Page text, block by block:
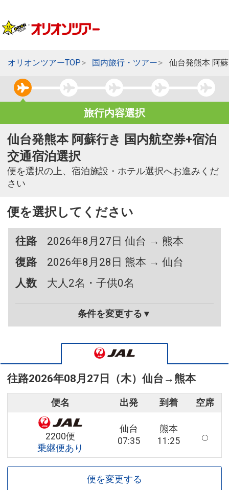
オリオンツアーTOP 国内旅行・ツアー 仙台発熊本 阿
旅行内容選択
仙台発熊本 阿蘇行き 国内航空券+宿泊
交通宿泊選択
便を選択の上、宿泊施設・ホテル選択へお進みくだ
さい
便を選択してください
往路
2026年8月27日 仙台 → 熊本
復路
2026年8月28日 熊本 → 仙台
人数
大人2名・子供0名
条件を変更する▼
往路2026年08月27日（木） 仙台 → 熊本
便名 出発 到着 空席
2200便
乗継便あり
仙台
07:35
熊本
11:25
便を変更する